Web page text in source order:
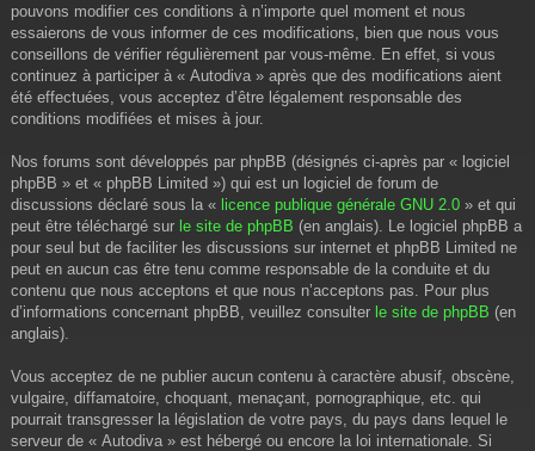
pouvons modifier ces conditions à n’importe quel moment et nous
essaierons de vous informer de ces modifications, bien que nous vous
conseillons de vérifier régulièrement par vous-même. En effet, si vous
continuez à participer à « Autodiva » après que des modifications aient
été effectuées, vous acceptez d’être légalement responsable des
conditions modifiées et mises à jour.
Nos forums sont développés par phpBB (désignés ci-après par « logiciel
phpBB » et « phpBB Limited ») qui est un logiciel de forum de
discussions déclaré sous la « licence publique générale GNU 2.0 » et qui
peut être téléchargé sur le site de phpBB (en anglais). Le logiciel phpBB a
pour seul but de faciliter les discussions sur internet et phpBB Limited ne
peut en aucun cas être tenu comme responsable de la conduite et du
contenu que nous acceptons et que nous n’acceptons pas. Pour plus
d’informations concernant phpBB, veuillez consulter le site de phpBB (en
anglais).
Vous acceptez de ne publier aucun contenu à caractère abusif, obscène,
vulgaire, diffamatoire, choquant, menaçant, pornographique, etc. qui
pourrait transgresser la législation de votre pays, du pays dans lequel le
serveur de « Autodiva » est hébergé ou encore la loi internationale. Si